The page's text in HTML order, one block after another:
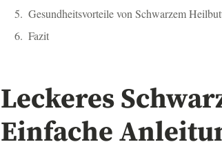
Gesundheitsvorteile von Schwarzem
Fazit
Leckeres
Einfache